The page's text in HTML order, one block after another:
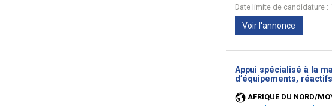
Date limite de candidature :
Voir l'annonce
Appui spécialisé à la
d’équipements,
AFRIQUE DU NORD/